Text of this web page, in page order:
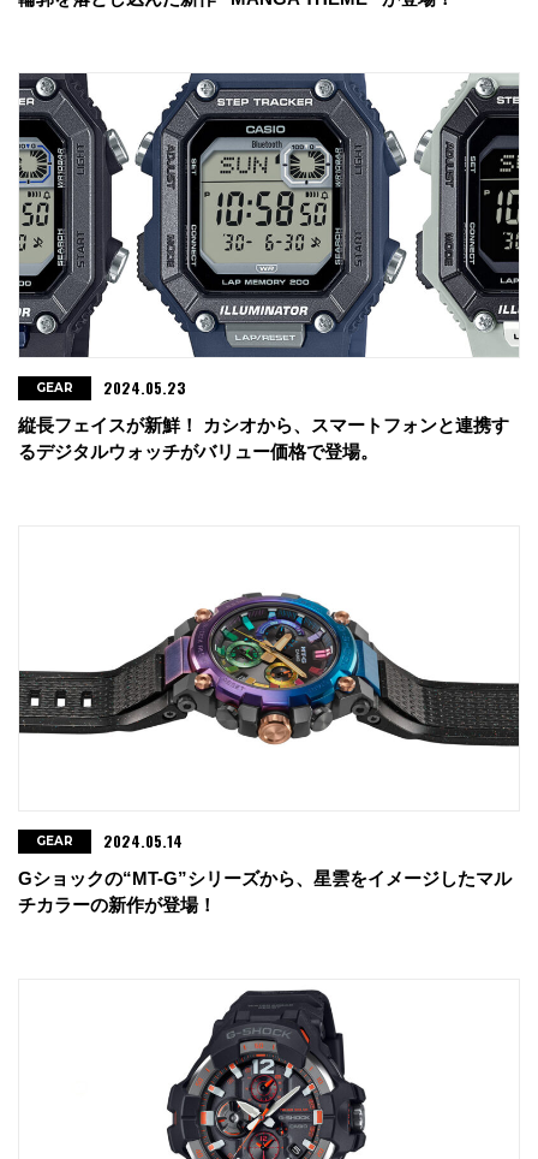
縦長フェイスが新鮮！ カシオから、スマートフォンと連携す
るデジタルウォッチがバリュー価格で登場。
GEAR 2024.05.23
Gショックの“MT-G”シリーズから、星雲をイメージしたマル
チカラーの新作が登場！
GEAR 2024.05.14